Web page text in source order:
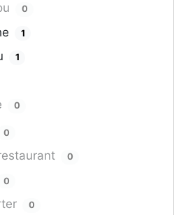
0
1
1
0
0
0
0
0